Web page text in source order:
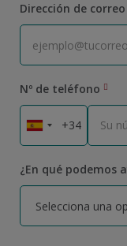
Dirección de
Nº de teléfono
¿En qué podemos